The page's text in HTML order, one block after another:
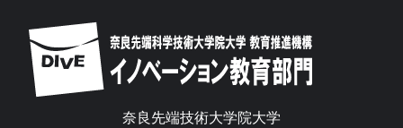
Image
奈良先端技術大学院大学